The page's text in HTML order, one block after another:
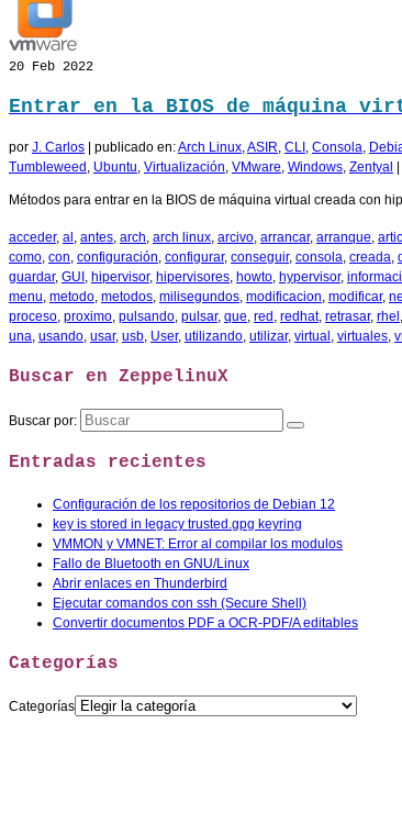
20 Feb 2022
Entrar en la BIOS de máquina
por J. Carlos publicado en:Arch Linux,ASIR, CLI , Consola,
Tumbleweed , Ubuntu, Virtualización, VMware, Windows, Zentyal
Métodos para entrar en la BIOS de máquina virtual creada con
acceder, al , antes, arch, arch linux, arcivo, arrancar, arranque,
como, con, configuración, configurar, conseguir, consola, creada,
guardar, GUI , hipervisor, hipervisores, howto, hypervisor,
menu, metodo, metodos, milisegundos, modificacion, modificar,
proceso, proximo, pulsando, pulsar, que, red , redhat, retrasar, rhel ,
una, usando, usar, usb, User, utilizando, utilizar, virtual , virtuales,
Buscar en ZeppelinuX
Buscar por:
Entradas recientes
Configuración de los repositorios de Debian 12
key is stored in legacy trusted.gpg keyring
VMMON y VMNET: Error al compilar los modulos
Fallo de Bluetooth en GNU/Linux
Abrir enlaces en Thunderbird
Ejecutar comandos con ssh (Secure Shell)
Convertir documentos PDF a OCR-PDF/A editables
Categorías
Categorías